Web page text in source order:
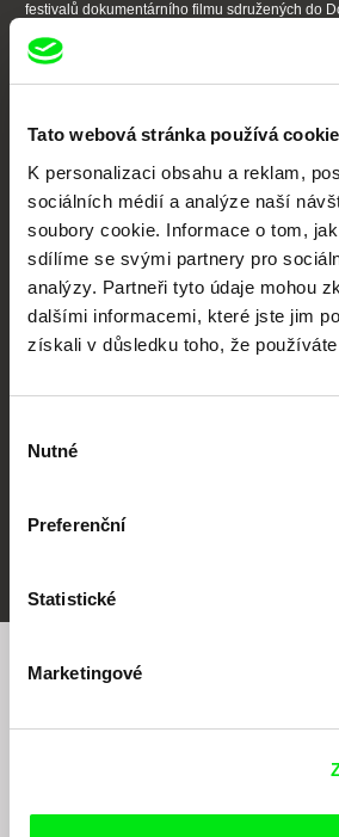
Tato webová stránka používá
K personalizaci obsahu a reklam,
sociálních médií a analýze naší
soubory cookie. Informace o tom,
sdílíme se svými partnery pro
analýzy. Partneři tyto údaje mohou
dalšími informacemi, které jste jim
získali v důsledku toho, že
souhlasu
Nutné
Preferenční
Statistické
Marketingové
festivalů dokumentárního filmu sdružených do
CPH:DOX Doclisboa
Millennium
Against
FIDMarseille
Chcete být pravidelně